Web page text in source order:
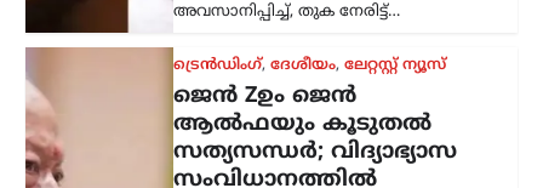
ജെൻ Zഉം ജെൻ
ആൽഫയും കൂടുതൽ
സത്യസന്ധർ; വിദ്യാഭ്യാസ
സംവിധാനത്തിൽ